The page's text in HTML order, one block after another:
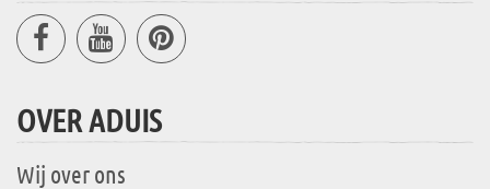
OVER ADUIS
Wij over ons